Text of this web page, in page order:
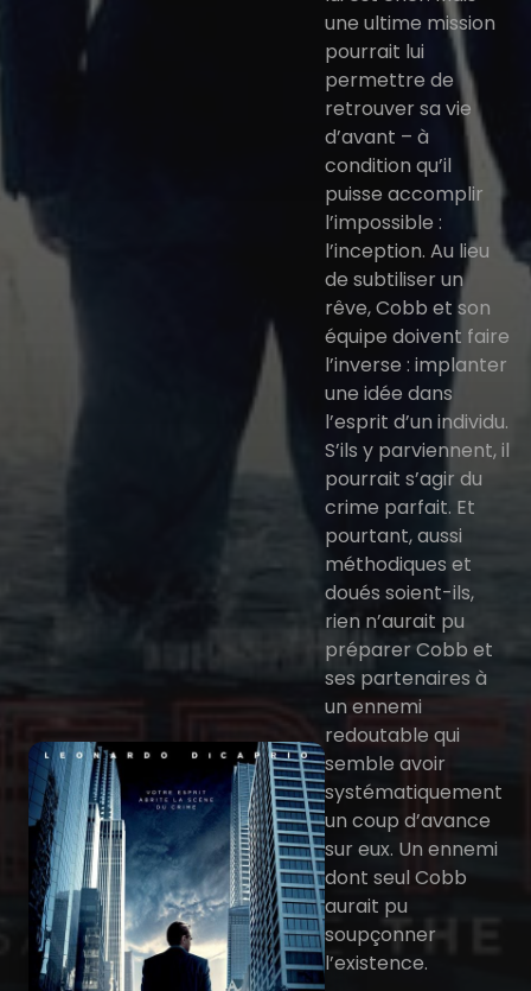
une ultime mission
pourrait lui
permettre de
retrouver sa vie
d’avant – à
condition qu’il
puisse accomplir
l’impossible :
l’inception. Au lieu
de subtiliser un
rêve, Cobb et son
équipe doivent faire
l’inverse : implanter
une idée dans
l’esprit d’un individu.
S’ils y parviennent, il
pourrait s’agir du
crime parfait. Et
pourtant, aussi
méthodiques et
doués soient-ils,
rien n’aurait pu
préparer Cobb et
ses partenaires à
un ennemi
redoutable qui
semble avoir
systématiquement
un coup d’avance
sur eux. Un ennemi
dont seul Cobb
aurait pu
soupçonner
l’existence.